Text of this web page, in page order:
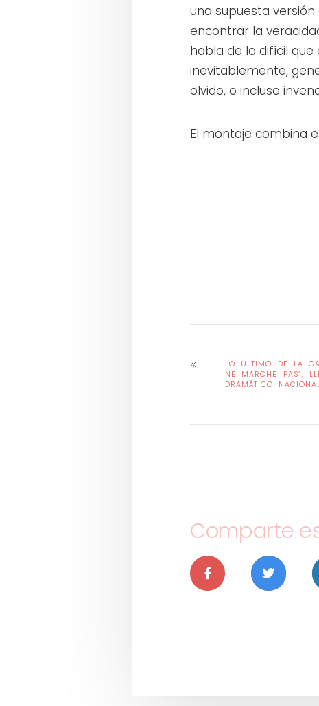
una supuesta
encontrar la
habla de lo difícil
inevitablemente,
olvido, o incluso
El montaje combina
LO ÚLTIMO DE LA
NE MARCHE PAS”,
DRAMÁTICO
Comparte